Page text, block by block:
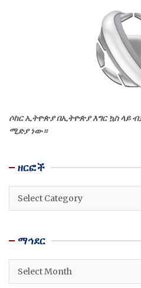
ሶከር ኢትዮጵያ በኢትዮጵያ እግር ኳስ ላይ
ሚድያ ነው።
ዘርፎች
ዘርፎች
ማኅደር
ማኅደር